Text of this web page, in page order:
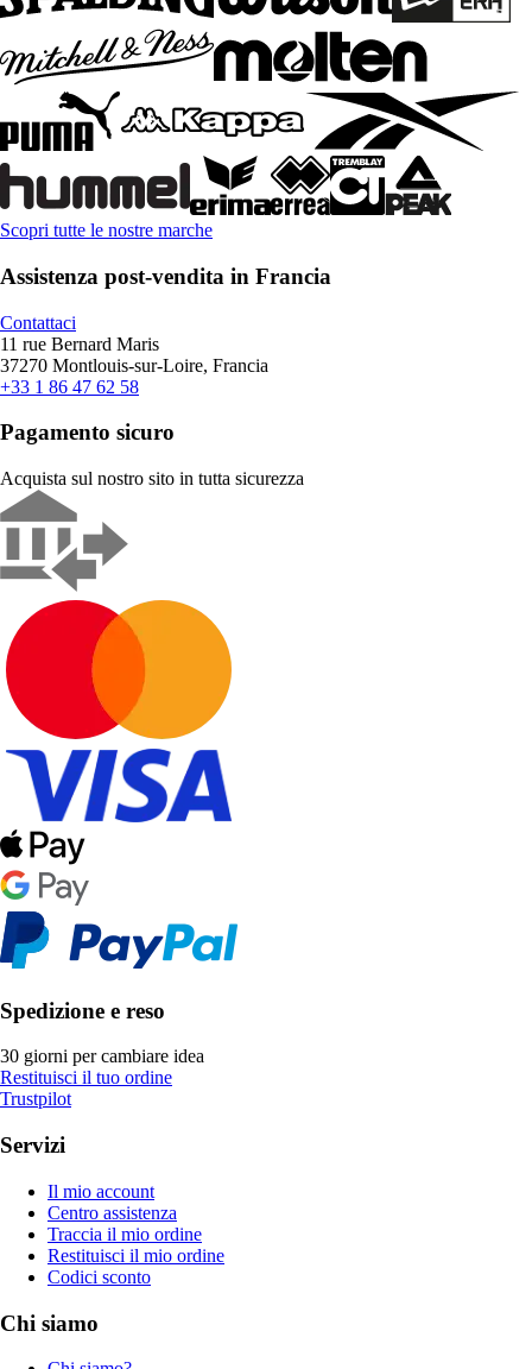
Scopri tutte le nostre marche
Assistenza post-vendita in Francia
Contattaci
11 rue Bernard Maris
37270 Montlouis-sur-Loire, Francia
+33 1 86 47 62 58
Pagamento sicuro
Acquista sul nostro sito in tutta sicurezza
Spedizione e reso
30 giorni per cambiare idea
Restituisci il tuo ordine
Trustpilot
Servizi
Il mio account
Centro assistenza
Traccia il mio ordine
Restituisci il mio ordine
Codici sconto
Chi siamo